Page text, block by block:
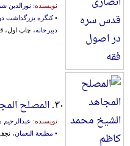
نویسنده: نورالدین
•کنگره بزرگداشت
دبیرخانه، چاپ اول، قم،
۳۰. المصلح
نویسنده:
• مطبعة النعمان، نجف،